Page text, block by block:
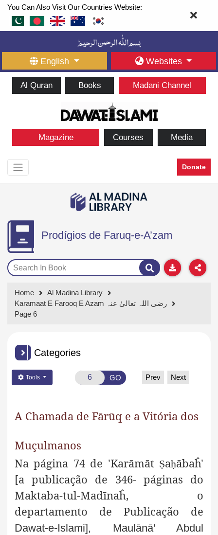
You Can Also Visit Our Countries Website:
English Websites
Al Quran Books Madani Channel
Magazine Courses Media
Donate
Prodígios de Faruq-e-A’zam
Home
Al Madina Library
Karamaat E Farooq E Azam رضی اللہ تعالیٰ عنہ
Page 6
Categories
Tools GO Prev Next
A Chamada de Fārūq e a Vitória dos
Muçulmanos
Na página 74 de 'Karāmāt Ṣaḥābaĥ'
[a publicação de 346- páginas do
Maktaba-tul-Madīnaĥ, o
departamento de Publicação de
Dawat-e-Islami], Maulānā' Abdul